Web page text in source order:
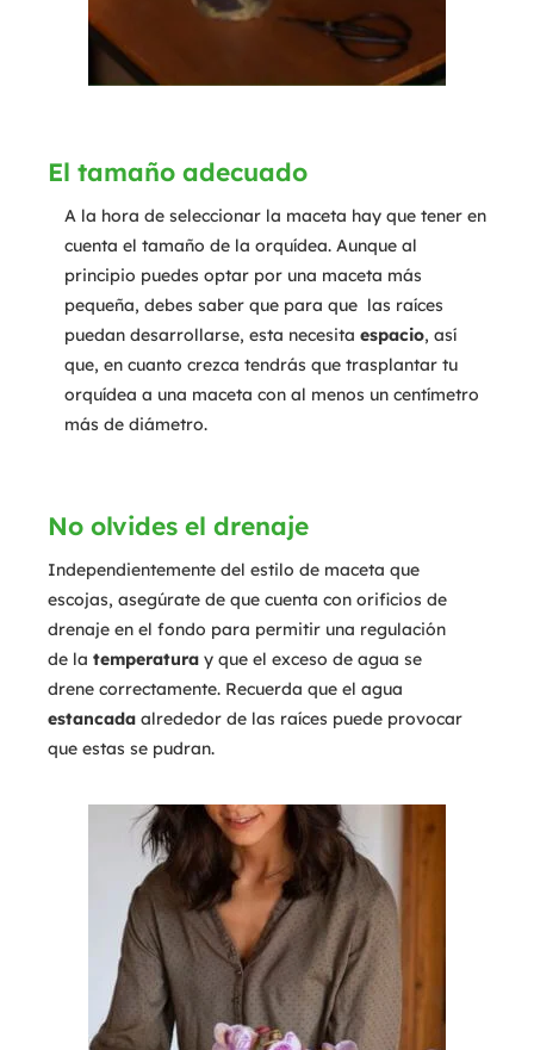
El tamaño adecuado
A la hora de seleccionar la maceta hay que tener en
cuenta el tamaño de la orquídea. Aunque al
principio puedes optar por una maceta más
pequeña, debes saber que para que las raíces
puedan desarrollarse, esta necesita espacio, así
que, en cuanto crezca tendrás que trasplantar tu
orquídea a una maceta con al menos un centímetro
más de diámetro.
No olvides el drenaje
Independientemente del estilo de maceta que
escojas, asegúrate de que cuenta con orificios de
drenaje en el fondo para permitir una regulación
de la temperaturay que el exceso de agua se
drene correctamente. Recuerda que el agua
estancadaalrededor de las raíces puede provocar
que estas se pudran.